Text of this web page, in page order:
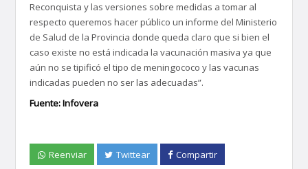
Reconquista y las versiones sobre medidas a tomar al
respecto queremos hacer público un informe del Ministerio
de Salud de la Provincia donde queda claro que si bien el
caso existe no está indicada la vacunación masiva ya que
aún no se tipificó el tipo de meningococo y las vacunas
indicadas pueden no ser las adecuadas”.
Fuente: Infovera
Reenviar Twittear Compartir